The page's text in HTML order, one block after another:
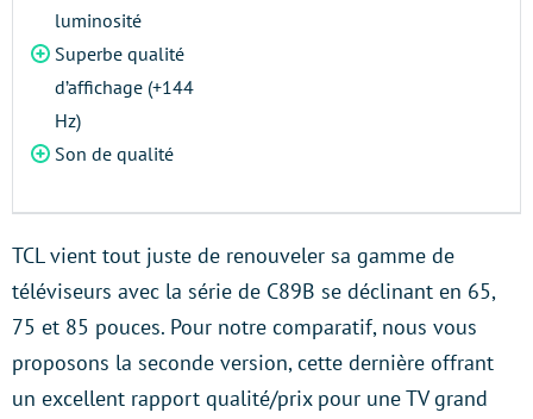
luminosité
Superbe qualité
d’affichage (+144
Hz)
Son de qualité
TCL vient tout juste de renouveler sa gamme de
téléviseurs avec la série de C89B se déclinant en 65,
75 et 85 pouces. Pour notre comparatif, nous vous
proposons la seconde version, cette dernière offrant
un excellent rapport qualité/prix pour une TV grand